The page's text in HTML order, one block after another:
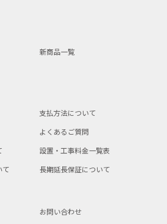
脱臭
マイオン)+吸引(低濃度オゾン)で、ウイ
新商品一覧
支払方法について
よくあるご質問
設置・工事料金一覧表
て
長期延長保証について
お問い合わせ